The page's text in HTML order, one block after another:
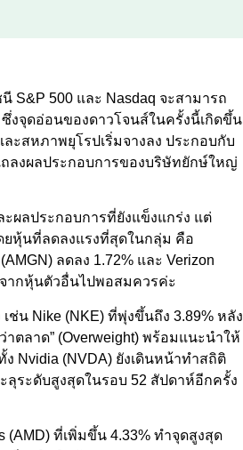
S&P 500 และ Nasdaq จะสามารถ
งจุดอ่อนของดาวโจนส์ในครั้งนี้เกิดขึ้น
ะสหภาพยุโรปเริ่มจางลง ประกอบกับ
ลงผลประกอบการของบริษัทยักษ์ใหญ่
ผลประกอบการที่ยังแข็งแกร่ง แต่
หุ้นที่ลดลงแรงที่สุดในกลุ่ม คือ
ลดลง 1.72% และ Verizon
ากหุ้นตัวอื่นไปพอสมควรค่ะ
น Nike (NKE) ที่พุ่งขึ้นถึง 3.89% หลัง
ตลาด” (Overweight) พร้อมแนะนำให้
Nvidia (NVDA) ยังเดินหน้าทำสถิติ
ลุระดับสูงสุดในรอบ 52 สัปดาห์อีกครั้ง
(AMD) ที่เพิ่มขึ้น 4.33% ทำจุดสูงสุด